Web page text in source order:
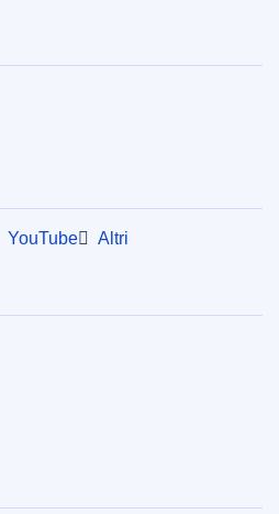
YouTube Altri